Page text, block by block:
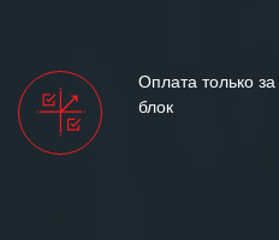
Оплата только
блок